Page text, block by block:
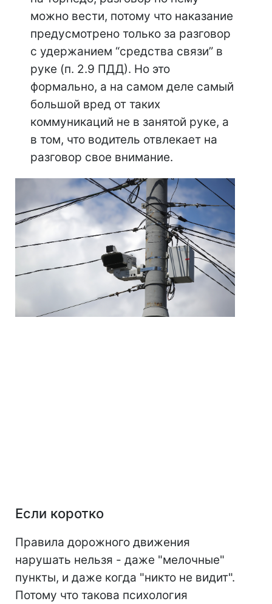
можно вести, потому что наказание
предусмотрено только за разговор
с удержанием “средства связи” в
руке (п. 2.9 ПДД). Но это
формально, а на самом деле самый
большой вред от таких
коммуникаций не в занятой руке, а
в том, что водитель отвлекает на
разговор свое внимание.
Если коротко
Правила дорожного движения
нарушать нельзя - даже "мелочные"
пункты, и даже когда "никто не видит".
Потому что такова психология